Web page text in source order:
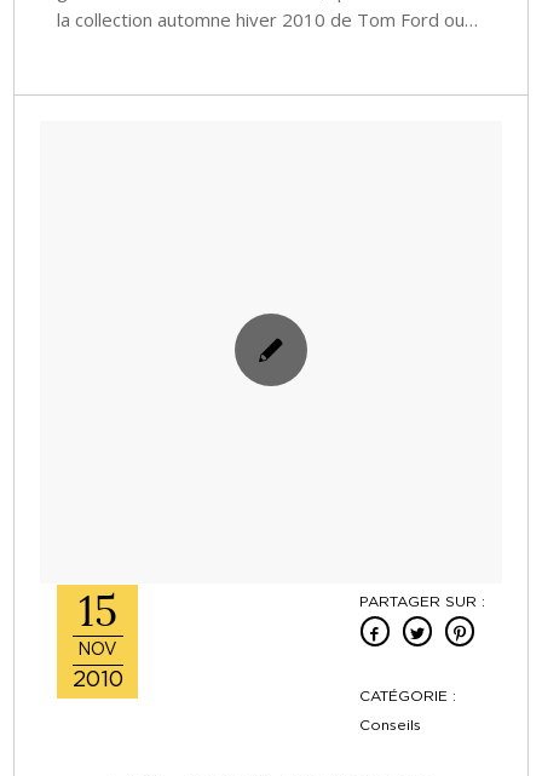
la collection automne hiver 2010 de Tom Ford ou…
15
NOV
2010
PARTAGER SUR :
CATÉGORIE :
Conseils